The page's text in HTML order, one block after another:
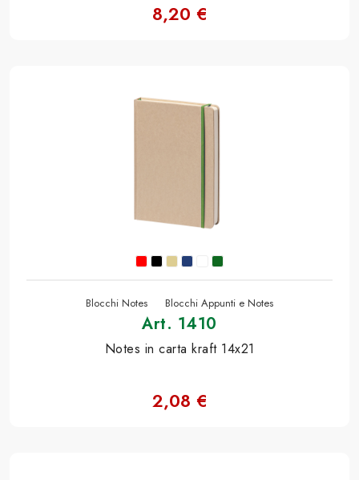
8,20 €
Blocchi Notes Blocchi Appunti e Notes
Art. 1410
Notes in carta kraft 14x21
2,08 €